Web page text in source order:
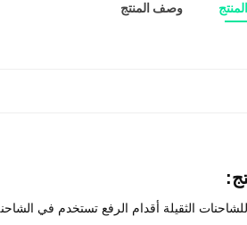
وصف المنتج
الثقيلة أقدام الرفع تستخدم في